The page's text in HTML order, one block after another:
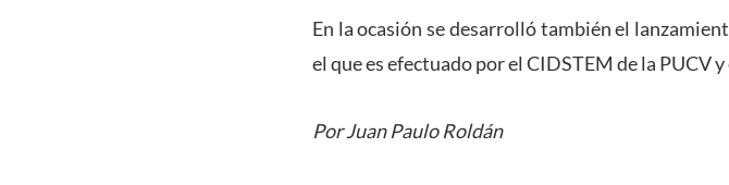
En la ocasión se desarrolló también el
el que es efectuado por el CIDSTEM de la PUCV
Por Juan Paulo Roldán